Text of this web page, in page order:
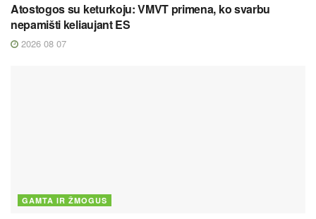
Atostogos su keturkoju: VMVT primena, ko svarbu
nepamišti keliaujant ES
2026 08 07
GAMTA IR ŽMOGUS